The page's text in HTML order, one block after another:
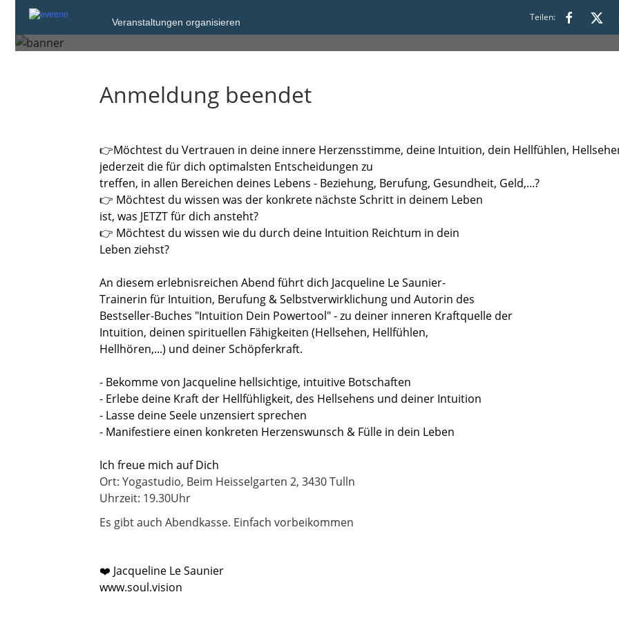
Veranstaltungen organisieren Teilen:
Tulln an der Donau
Anmeldung beendet
👉Möchtest du Vertrauen in deine innere Herzensstimme, deine Intuition, dein Hellfühlen,
jederzeit die für dich optimalsten Entscheidungen zu
treffen, in allen Bereichen deines Lebens - Beziehung, Berufung, Gesundheit, Geld,...?
👉 Möchtest du wissen was der konkrete nächste Schritt in deinem Leben
ist, was JETZT für dich ansteht?
👉 Möchtest du wissen wie du durch deine Intuition Reichtum in dein
Leben ziehst?
An diesem erlebnisreichen Abend führt dich Jacqueline Le Saunier-
Trainerin für Intuition, Berufung & Selbstverwirklichung und Autorin des
Bestseller-Buches "Intuition Dein Powertool" - zu deiner inneren Kraftquelle der
Intuition, deinen spirituellen Fähigkeiten (Hellsehen, Hellfühlen,
Hellhören,...) und deiner Schöpferkraft.
- Bekomme von Jacqueline hellsichtige, intuitive Botschaften
- Erlebe deine Kraft der Hellfühligkeit, des Hellsehens und deiner Intuition
- Lasse deine Seele unzensiert sprechen
- Manifestiere einen konkreten Herzenswunsch & Fülle in dein Leben
Ich freue mich auf Dich
Ort: Yogastudio, Beim Heisselgarten 2, 3430 Tulln
Uhrzeit: 19.30Uhr
Es gibt auch Abendkasse. Einfach vorbeikommen
❤️ Jacqueline Le Saunier
www.soul.vision